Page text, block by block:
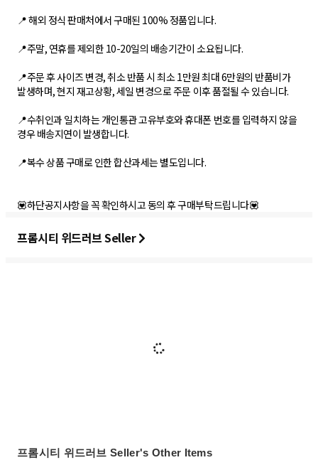
📍 해외 정식 판매처에서 구매된 100% 정품입니다.
📍주말, 연휴를 제외한 10-20일의 배송기간이 소요됩니다.
📍주문 후 사이즈 변경, 취소 반품 시 최소 1만원 최대 6만원의 반품비가
발생하며, 현지 재고상황, 세일 변경으로 주문 이후 품절될 수 있습니다.
📍수취인과 일치하는 개인통관 고유부호와 휴대폰 번호를 입력하지 않을
경우 배송지연이 발생합니다.
📍복수 상품 구매로 인한 합산과세는 별도입니다.
💟하단공지사항을 꼭 확인하시고 동의 후 구매부탁드립니다💟
프롬시티 위드러브 Seller
프롬시티 위드러브 Seller's Other Items